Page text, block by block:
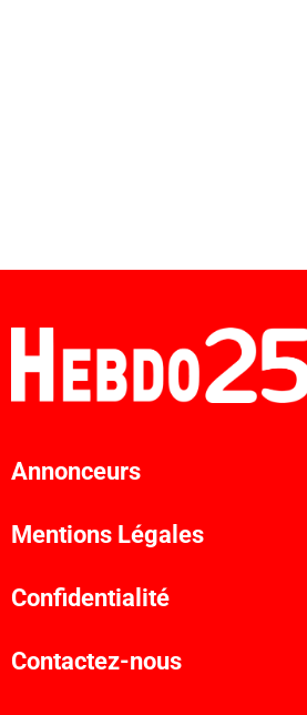
Annonceurs
Mentions Légales
Confidentialité
Contactez-nous